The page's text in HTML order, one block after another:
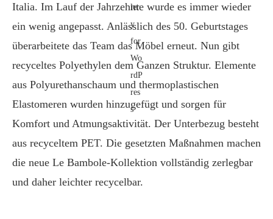
Italia. Im Lauf der Jahrzehnte wurde es immer wieder
ein wenig angepasst. Anlässlich des 50. Geburtstages
überarbeitete das Team das Möbel erneut. Nun gibt
recyceltes Polyethylen dem Ganzen Struktur. Elemente
aus Polyurethanschaum und thermoplastischen
Elastomeren wurden hinzugefügt und sorgen für
Komfort und Atmungsaktivität. Der Unterbezug besteht
aus recyceltem PET. Die gesetzten Maßnahmen machen
die neue Le Bambole-Kollektion vollständig zerlegbar
und daher leichter recycelbar.